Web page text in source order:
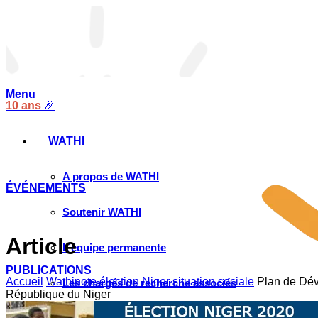
10 ans 🎉
ÉVÉNEMENTS
PUBLICATIONS
Menu
WATHI
A propos de WATHI
Soutenir WATHI
L’équipe permanente
Les chargés de recherche associés
Article
Accueil Wathinote élection Niger situation sociale Plan de
République du Niger